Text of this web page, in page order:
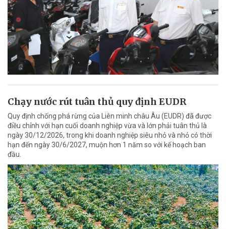
Chạy nước rút tuân thủ quy định EUDR
Quy định chống phá rừng của Liên minh châu Âu (EUDR) đã được
điều chỉnh với hạn cuối doanh nghiệp vừa và lớn phải tuân thủ là
ngày 30/12/2026, trong khi doanh nghiệp siêu nhỏ và nhỏ có thời
hạn đến ngày 30/6/2027, muộn hơn 1 năm so với kế hoạch ban
đầu.